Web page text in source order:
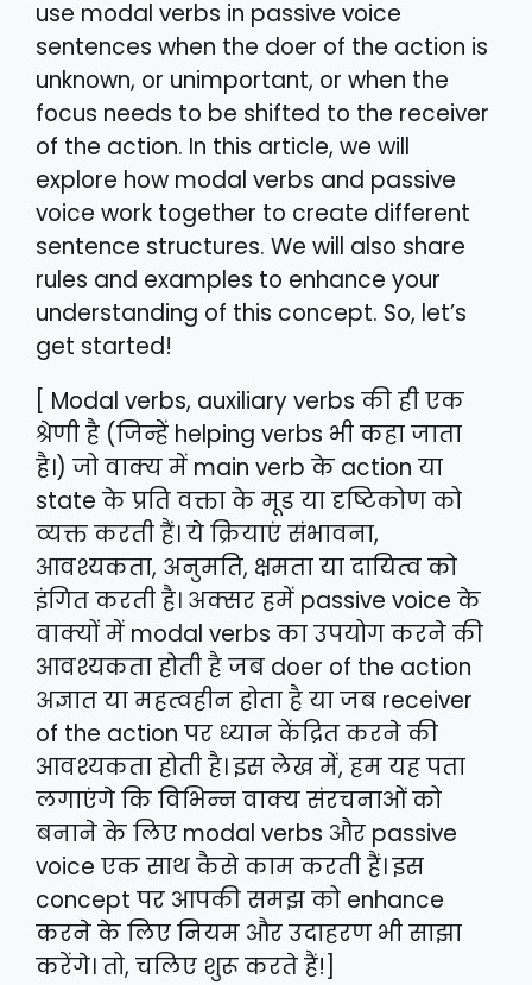
use modal verbs in passive voice
sentences when the doer of the action is
unknown, or unimportant, or when the
focus needs to be shifted to the receiver
of the action. In this article, we will
explore how modal verbs and passive
voice work together to create different
sentence structures. We will also share
rules and examples to enhance your
understanding of this concept. So, let’s
get started!
[ Modal verbs, auxiliary verbs की ही एक
श्रेणी है (जिन्हें helping verbs भी कहा जाता
है।) जो वाक्य में main verb के action या
state के प्रति वक्ता के मूड या दृष्टिकोण को
व्यक्त करती हैं। ये क्रियाएं संभावना,
आवश्यकता, अनुमति, क्षमता या दायित्व को
इंगित करती है। अक्सर हमें passive voice के
वाक्यों में modal verbs का उपयोग करने की
आवश्यकता होती है जब doer of the action
अज्ञात या महत्वहीन होता है या जब receiver
of the action पर ध्यान केंद्रित करने की
आवश्यकता होती है। इस लेख में, हम यह पता
लगाएंगे कि विभिन्न वाक्य संरचनाओं को
बनाने के लिए modal verbs और passive
voice एक साथ कैसे काम करती हैं। इस
concept पर आपकी समझ को enhance
करने के लिए नियम और उदाहरण भी साझा
करेंगे। तो, चलिए शुरू करते हैं!]